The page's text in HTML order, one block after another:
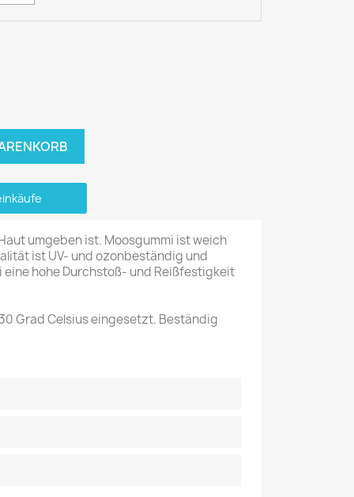
umgeben ist. Moosgummi ist weich
ist UV- und ozonbeständig und
hohe Durchstoß- und Reißfestigkeit
Grad Celsius eingesetzt. Beständig